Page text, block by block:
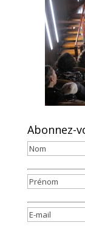
Abonnez-